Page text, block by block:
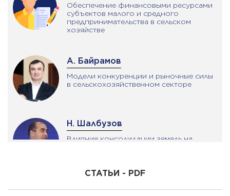
Обеспечение финансовыми ресурсами
субъектов малого и средного
предпринимательства в сельском
хозяйстве
А. Байрамов
Mодели конкуренции и рыночные силы
в сельскохозяйственном секторе
Н. Шалбузов
Влияние консолидации земель на
СТАТЬИ - PDF